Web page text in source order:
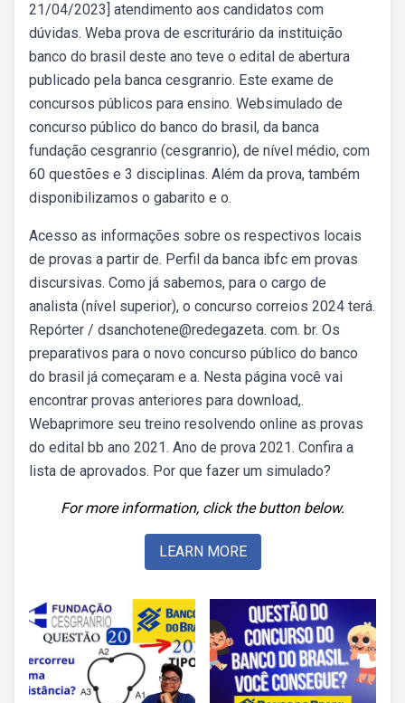
21/04/2023] atendimento aos candidatos com
dúvidas. Weba prova de escriturário da instituição
banco do brasil deste ano teve o edital de abertura
publicado pela banca cesgranrio. Este exame de
concursos públicos para ensino. Websimulado de
concurso público do banco do brasil, da banca
fundação cesgranrio (cesgranrio), de nível médio, com
60 questões e 3 disciplinas. Além da prova, também
disponibilizamos o gabarito e o.
Acesso as informações sobre os respectivos locais
de provas a partir de. Perfil da banca ibfc em provas
discursivas. Como já sabemos, para o cargo de
analista (nível superior), o concurso correios 2024 terá.
Repórter / dsanchotene@redegazeta. com. br. Os
preparativos para o novo concurso público do banco
do brasil já começaram e a. Nesta página você vai
encontrar provas anteriores para download,.
Webaprimore seu treino resolvendo online as provas
do edital bb ano 2021. Ano de prova 2021. Confira a
lista de aprovados. Por que fazer um simulado?
For more information, click the button below.
LEARN MORE